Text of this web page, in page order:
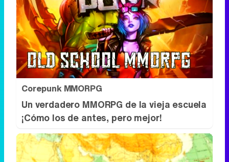
Corepunk MMORPG
Un verdadero MMORPG de la vieja escuela
¡Cómo los de antes, pero mejor!